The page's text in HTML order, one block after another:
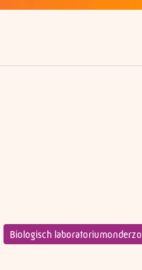
Biologisch